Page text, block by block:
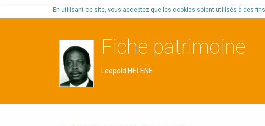
En utilisant ce site, vous acceptez que les cookies soient utilisés à des
Fiche patrimoine
Leopold HELENE